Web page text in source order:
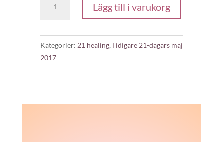
Healing
(från
maj
Lägg till i varukorg
Kategorier: 21 healing, Tidigare 21-dagars maj
2017